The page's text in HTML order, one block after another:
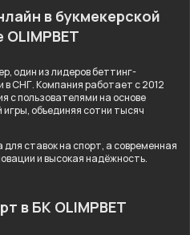
в букмекерской
один из лидеров беттинг-
в СНГ. Компания работает с 2012
с пользователями на основе
объединяя сотни тысяч
ставок на спорт, а современная
и высокая надёжность.
в БК OLIMPBET